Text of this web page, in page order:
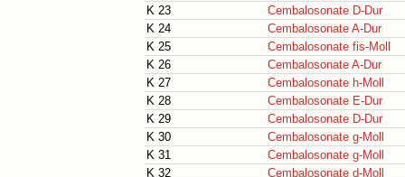
K 23
Cembalosonate D-Dur
K 24
Cembalosonate A-Dur
K 25
Cembalosonate fis-Moll
K 26
Cembalosonate A-Dur
K 27
Cembalosonate h-Moll
K 28
Cembalosonate E-Dur
K 29
Cembalosonate D-Dur
K 30
Cembalosonate g-Moll
K 31
Cembalosonate g-Moll
K 32
Cembalosonate d-Moll